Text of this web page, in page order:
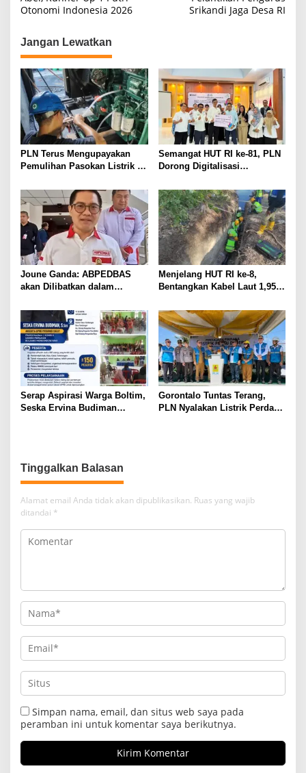
Otonomi Indonesia 2026
Srikandi Jaga Desa RI
Jangan Lewatkan
PLN Terus Mengupayakan
Pemulihan Pasokan Listrik di
Semangat HUT RI ke-81, PLN
Dorong Digitalisasi
Palu Lewat Program TJSL
Joune Ganda: ABPEDBAS
akan Dilibatkan dalam
2026
Menjelang HUT RI ke-8,
Bentangkan Kabel Laut 1,95
Perdana di Pulau Dudepo dan
Tuntaskan 100 Persen Rasio
Desa Berlistrik Provinsi
Gorontalo
Serap Aspirasi Warga Boltim,
Seska Ervina Budiman
Gorontalo Tuntas Terang,
PLN Nyalakan Listrik Perdana
Tinggalkan Balasan
Alamat email Anda tidak akan dipublikasikan. Ruas yang wajib
ditandai *
Simpan nama, email, dan situs web saya pada
peramban ini untuk komentar saya berikutnya.